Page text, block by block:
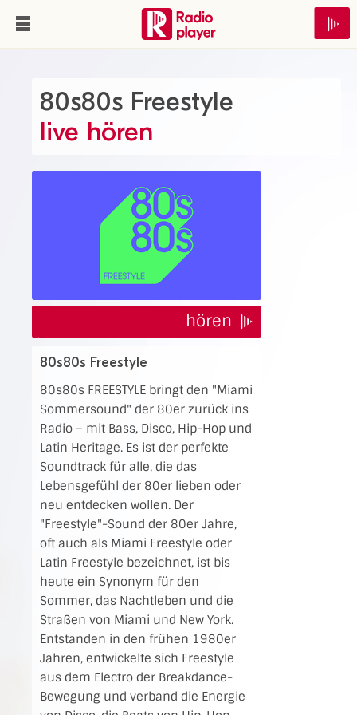
80s80s Freestyle
live hören
hören
80s80s Freestyle
80s80s FREESTYLE bringt den "Miami
Sommersound" der 80er zurück ins
Radio – mit Bass, Disco, Hip-Hop und
Latin Heritage. Es ist der perfekte
Soundtrack für alle, die das
Lebensgefühl der 80er lieben oder
neu entdecken wollen. Der
"Freestyle"-Sound der 80er Jahre,
oft auch als Miami Freestyle oder
Latin Freestyle bezeichnet, ist bis
heute ein Synonym für den
Sommer, das Nachtleben und die
Straßen von Miami und New York.
Entstanden in den frühen 1980er
Jahren, entwickelte sich Freestyle
aus dem Electro der Breakdance-
Bewegung und verband die Energie